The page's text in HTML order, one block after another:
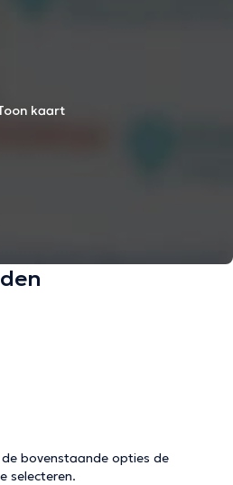
kaart
bovenstaande opties de
selecteren.